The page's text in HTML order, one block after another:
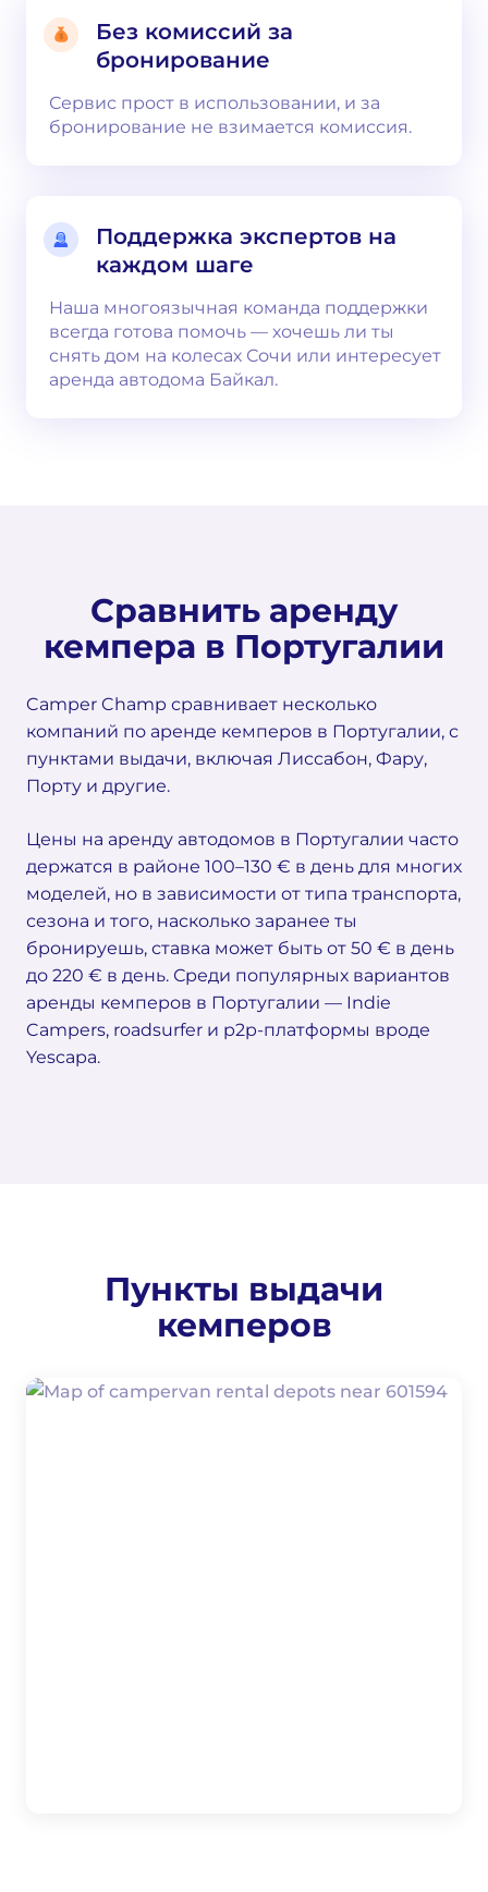
Без комиссий за
бронирование
Сервис прост в использовании, и за
бронирование не взимается комиссия.
Поддержка экспертов на
каждом шаге
Наша многоязычная команда поддержки
всегда готова помочь — хочешь ли ты
снять дом на колесах Сочи или интересует
аренда автодома Байкал.
Сравнить аренду
кемпера в Португалии
Camper Champ сравнивает несколько
компаний по аренде кемперов в Португалии, с
пунктами выдачи, включая Лиссабон, Фару,
Порту и другие.
Цены на аренду автодомов в Португалии часто
держатся в районе 100–130 € в день для многих
моделей, но в зависимости от типа транспорта,
сезона и того, насколько заранее ты
бронируешь, ставка может быть от 50 € в день
до 220 € в день. Среди популярных вариантов
аренды кемперов в Португалии — Indie
Campers, roadsurfer и p2p-платформы вроде
Yescapa.
Пункты выдачи
кемперов